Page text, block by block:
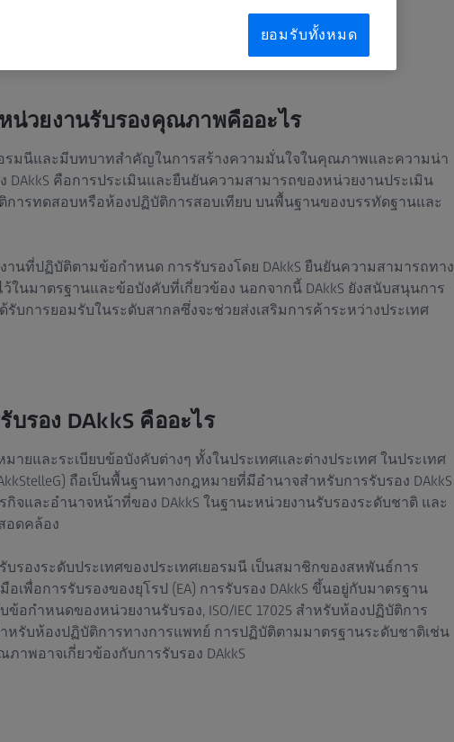
น่วยงานรับรองคุณภาพคืออะไร
อรมนีและมีบทบาทสำคัญในการสร้างความมั่นใจในคุณภาพและความน่า
คือการประเมินและยืนยันความสามารถของหน่วยงานประเมิน
ารทดสอบหรือห้องปฏิบัติการสอบเทียบ บนพื้นฐานของบรรทัดฐานและ
านที่ปฏิบัติตามข้อกำหนด การรับรองโดย DAkkS ยืนยันความสามารถทาง
นมาตรฐานและข้อบังคับที่เกี่ยวข้อง นอกจากนี้ DAkkS ยังสนับสนุนการ
บการยอมรับในระดับสากลซึ่งจะช่วยส่งเสริมการค้าระหว่างประเทศ
รอง DAkkS คืออะไร
ายและระเบียบข้อบังคับต่างๆ ทั้งในประเทศและต่างประเทศ ในประเทศ
ถือเป็นพื้นฐานทางกฎหมายที่มีอำนาจสำหรับการรับรอง DAkkS
และอำนาจหน้าที่ของ DAkkS ในฐานะหน่วยงานรับรองระดับชาติ และ
อดคล้อง
บรองระดับประเทศของประเทศเยอรมนี เป็นสมาชิกของสหพันธ์การ
เพื่อการรับรองของยุโรป (EA) การรับรอง DAkkS ขึ้นอยู่กับมาตรฐาน
บข้อกำหนดของหน่วยงานรับรอง, ISO/IEC 17025 สำหรับห้องปฏิบัติการ
ำหรับห้องปฏิบัติการทางการแพทย์ การปฏิบัติตามมาตรฐานระดับชาติเช่น
ภาพอาจเกี่ยวข้องกับการรับรอง DAkkS
ยอมรับทั้งหมด